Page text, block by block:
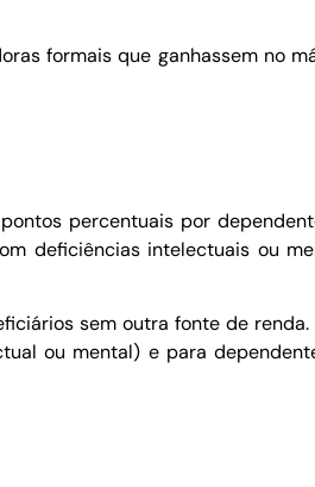
formais que ganhassem no
percentuais por
deficiências intelectuais ou
sem outra fonte de renda.
ou mental) e para